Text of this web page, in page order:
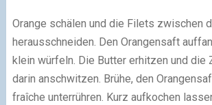
Orange schälen und die Filets zwischen
herausschneiden. Den Orangensaft
klein würfeln. Die Butter erhitzen und die
darin anschwitzen. Brühe, den
fraîche unterrühren. Kurz aufkochen